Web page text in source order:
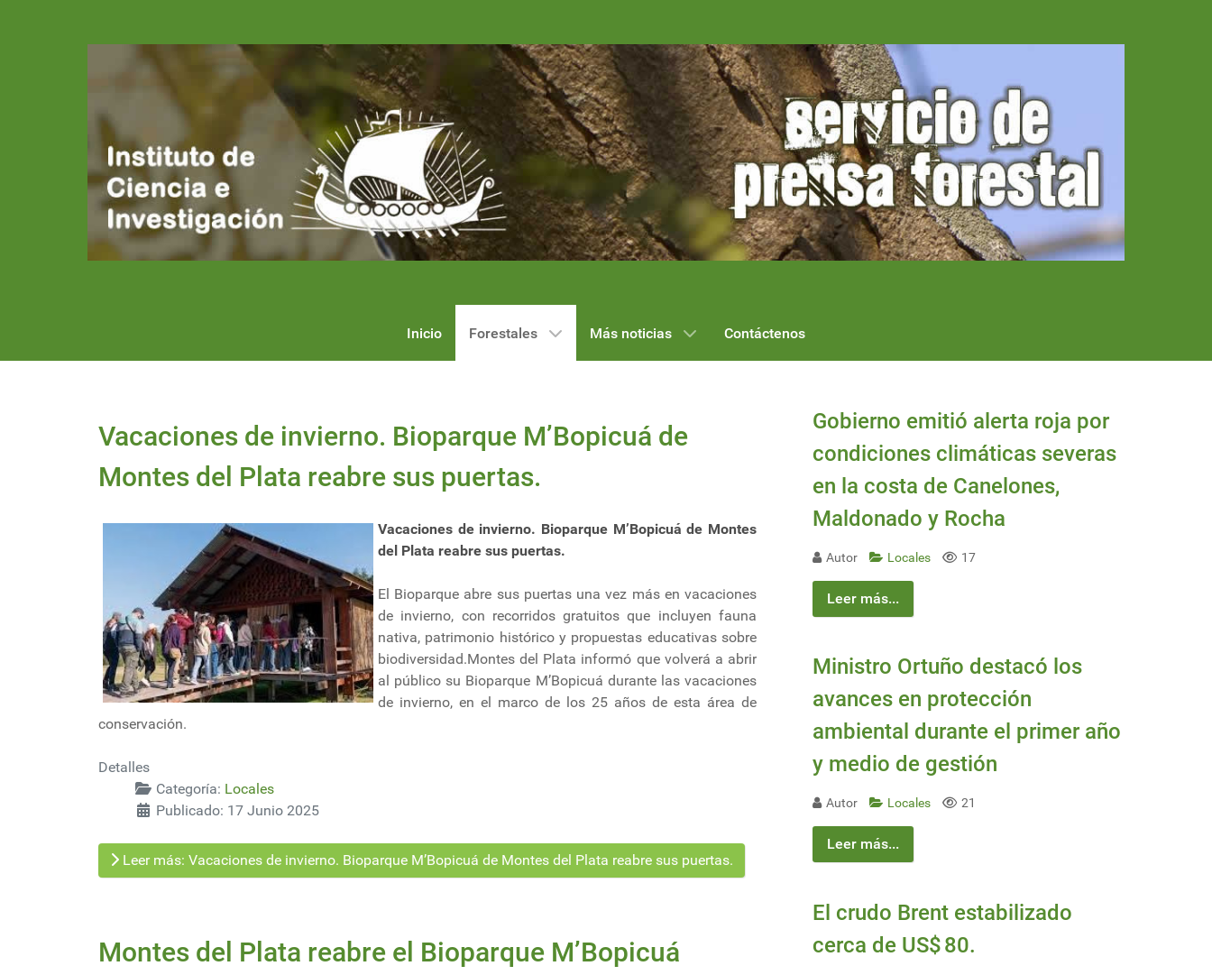
Inicio Forestales Más noticias Contáctenos
Vacaciones de invierno. Bioparque M’Bopicuá de
Montes del Plata reabre sus puertas.
Vacaciones de invierno. Bioparque M’Bopicuá de Montes
del Plata reabre sus puertas.
El Bioparque abre sus puertas una vez más en vacaciones
de invierno, con recorridos gratuitos que incluyen fauna
nativa, patrimonio histórico y propuestas educativas sobre
biodiversidad.Montes del Plata informó que volverá a abrir
al público su Bioparque M’Bopicuá durante las vacaciones
de invierno, en el marco de los 25 años de esta área de
conservación.
Detalles
Categoría: Locales
Publicado: 17 Junio 2025
Leer más: Vacaciones de invierno. Bioparque M’Bopicuá de Montes del Plata reabre sus puertas.
Montes del Plata reabre el Bioparque M’Bopicuá
Gobierno emitió alerta roja por
condiciones climáticas severas
en la costa de Canelones,
Maldonado y Rocha
Autor Locales 17
Leer más...
Ministro Ortuño destacó los
avances en protección
ambiental durante el primer año
y medio de gestión
Autor Locales 21
Leer más...
El crudo Brent estabilizado
cerca de US$ 80.